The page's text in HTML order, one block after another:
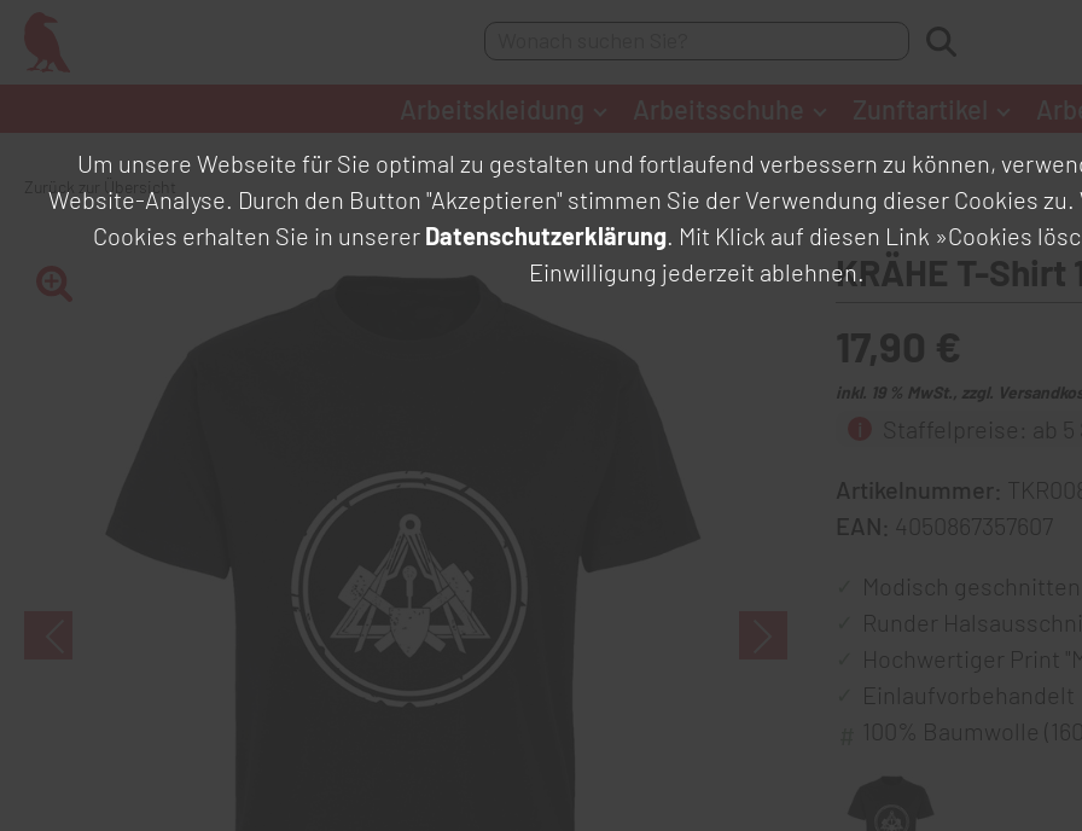
Zurück zur Übersicht
KRÄHE T-Shirt
17,90 €
inkl. 19 % MwSt., zzgl.
Staffelpreise: ab 5
Artikelnummer:
EAN: 4050867357607
Modisch
Runder
Hochwertiger Print
Einlaufvorbehandelt
100% Baumwolle
Um unsere Webseite für Sie optimal zu gestalten und fortlaufend verbessern zu können,
Website-Analyse. Durch den Button "Akzeptieren" stimmen Sie der Verwendung dieser Cookies
Cookies erhalten Sie in unserer Datenschutzerklärung. Mit Klick auf diesen Link »Cookies
Einwilligung jederzeit ablehnen.